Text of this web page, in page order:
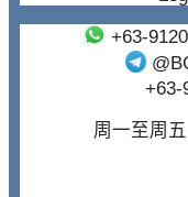
+63-
+63-
周一至周